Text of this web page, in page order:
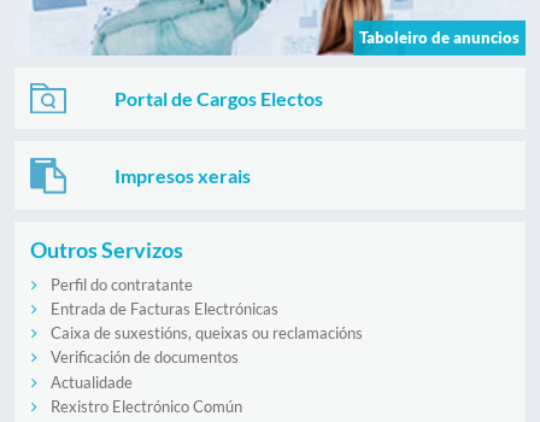
Taboleiro de anuncios
Portal de Cargos Electos
Impresos xerais
Outros Servizos
Perfil do contratante
Entrada de Facturas Electrónicas
Caixa de suxestións, queixas ou reclamacións
Verificación de documentos
Actualidade
Rexistro Electrónico Común